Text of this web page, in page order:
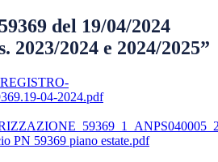
del 19/04/2024
2023/2024 e 2024/2025”
04-2024.pdf
PN 59369 piano estate.pdf